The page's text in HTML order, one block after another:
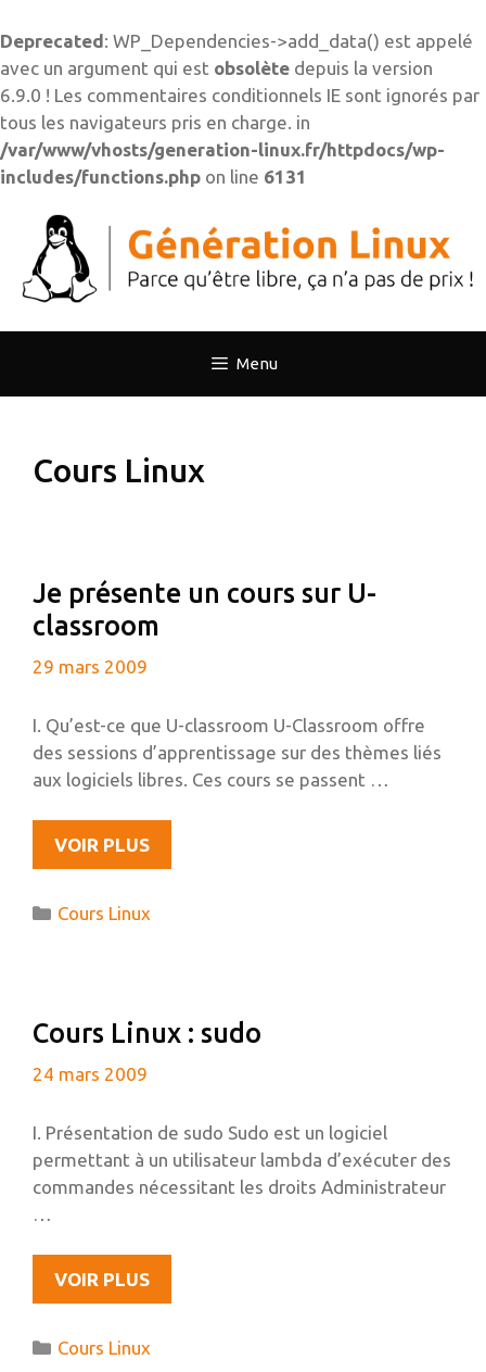
Deprecated: WP_Dependencies->add_data() est appelé
avec un argument qui est obsolète depuis la version
6.9.0 ! Les commentaires conditionnels IE sont ignorés par
tous les navigateurs pris en charge. in
/var/www/vhosts/generation-linux.fr/httpdocs/wp-
includes/functions.php on line 6131
contenu
Menu
Cours Linux
Je présente un cours sur U-
classroom
29 mars 2009
I. Qu’est-ce que U-classroom U-Classroom offre
des sessions d’apprentissage sur des thèmes liés
aux logiciels libres. Ces cours se passent …
VOIR PLUSJE
PRÉSENTE
COURS
Catégories
Cours Linux
Cours Linux : sudo
24 mars 2009
I. Présentation de sudo Sudo est un logiciel
permettant à un utilisateur lambda d’exécuter des
commandes nécessitant les droits Administrateur
VOIR PLUSCOURS
LINUX
SUDO
Catégories
Cours Linux